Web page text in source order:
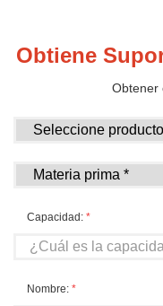
Obtiene
Obtener
Capacidad: *
Nombre: *